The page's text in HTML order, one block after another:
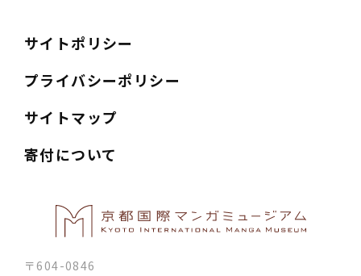
サイトポリシー
プライバシーポリシー
サイトマップ
寄付について
〒604-0846